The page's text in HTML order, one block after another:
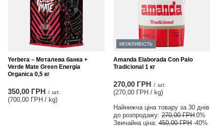
Yerbera – Металева банка +
Verde Mate Green Energia
Organica 0,5 кг
350,00 ГРН / шт.
(700,00 ГРН / kg)
МОЖЛИВІСТЬ
Amanda Elaborada Con Palo
Tradicional 1 кг
270,00 ГРН / шт.
(270,00 ГРН / kg)
Найнижча ціна товару за 30 днів
до розпродажу: 270,00 ГРН 0%
Звичайна ціна: 450,00 ГРН -40%